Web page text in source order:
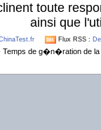
toute
ainsi que
Flux RSS :
Temps de g�n�ration de